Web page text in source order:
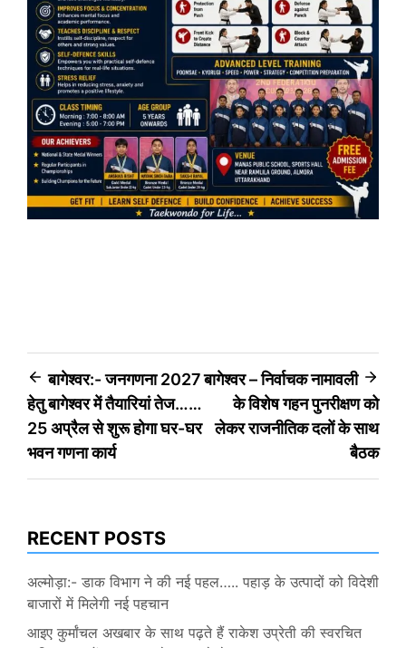
Post
navigation
बागेश्वर:- जनगणना 2027
हेतु बागेश्वर में तैयारियां तेज……
25 अप्रैल से शुरू होगा घर-घर
भवन गणना कार्य
बागेश्वर – निर्वाचक नामावली
के विशेष गहन पुनरीक्षण को
लेकर राजनीतिक दलों के साथ
बैठक
RECENT POSTS
अल्मोड़ा:- डाक विभाग ने की नई पहल….. पहाड़ के उत्पादों को विदेशी
बाजारों में मिलेगी नई पहचान
आइए कुर्मांचल अखबार के साथ पढ़ते हैं राकेश उप्रेती की स्वरचित